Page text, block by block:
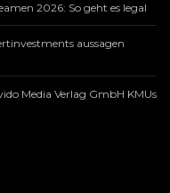
2026: So geht es legal
aussagen
Media Verlag GmbH KMUs